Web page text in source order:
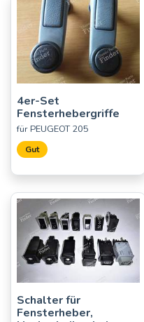
4er-Set
Fensterhebergriffe
für PEUGEOT 205
Gut
Schalter für
Fensterheber,